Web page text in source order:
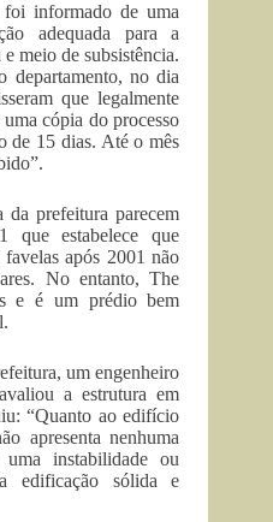
informado de uma
adequada para a
meio de subsistência.
departamento, no dia
que legalmente
cópia do processo
de 15 dias. Até o mês
da prefeitura parecem
que estabelece que
após 2001 não
No entanto, The
e é um prédio bem
um engenheiro
a estrutura em
“Quanto ao edifício
apresenta nenhuma
instabilidade ou
edificação sólida e